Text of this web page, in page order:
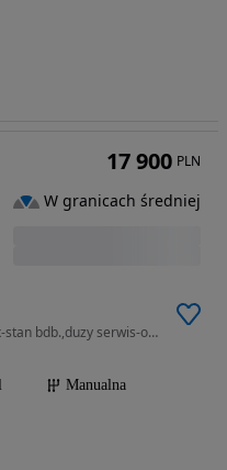
1248 cm3 • 75 KM • Rosuwane drzwi 2x-stan bdb.,duzy serwis-olej-filtry,Nowe sprzeglo itd,
Manualna
17 900 PLN
W granicach średniej